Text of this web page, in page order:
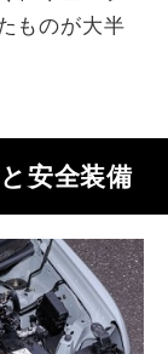
ものが大半
安全装備